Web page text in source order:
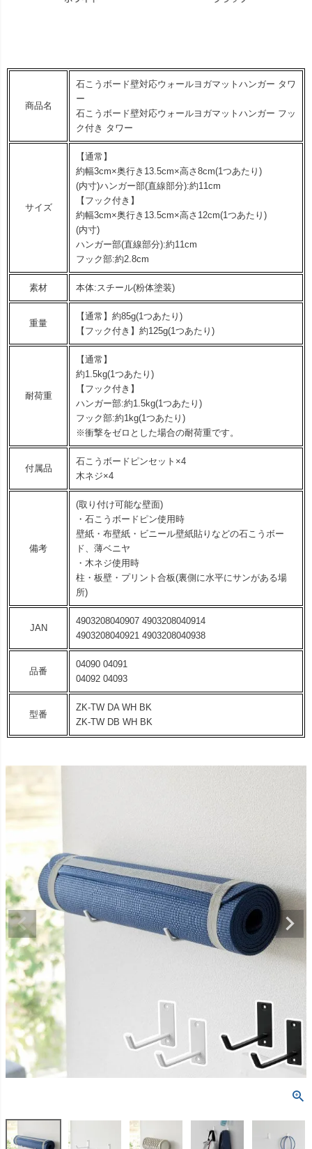
商品名
石こうボード壁対応ウォールヨガマットハンガー タワ
ー
石こうボード壁対応ウォールヨガマットハンガー フッ
ク付き タワー
サイズ
【通常】
約幅3cm×奥行き13.5cm×高さ8cm(1つあたり)
(内寸)ハンガー部(直線部分):約11cm
【フック付き】
約幅3cm×奥行き13.5cm×高さ12cm(1つあたり)
(内寸)
ハンガー部(直線部分):約11cm
フック部:約2.8cm
素材 本体:スチール(粉体塗装)
重量
【通常】約85g(1つあたり)
【フック付き】約125g(1つあたり)
耐荷重
【通常】
約1.5kg(1つあたり)
【フック付き】
ハンガー部:約1.5kg(1つあたり)
フック部:約1kg(1つあたり)
※衝撃をゼロとした場合の耐荷重です。
付属品
石こうボードピンセット×4
木ネジ×4
備考
(取り付け可能な壁面)
・石こうボードピン使用時
壁紙・布壁紙・ビニール壁紙貼りなどの石こうボー
ド、薄ベニヤ
・木ネジ使用時
柱・板壁・プリント合板(裏側に水平にサンがある場
所)
JAN
4903208040907 4903208040914
4903208040921 4903208040938
品番
04090 04091
04092 04093
型番
ZK-TW DA WH BK
ZK-TW DB WH BK